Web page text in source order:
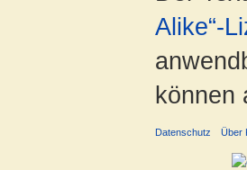
Alike“-
können
Datenschutz Über